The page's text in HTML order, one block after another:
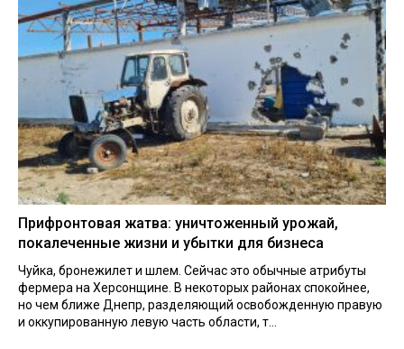
Прифронтовая жатва: уничтоженный урожай,
покалеченные жизни и убытки для бизнеса
Чуйка, бронежилет и шлем. Сейчас это обычные атрибуты
фермера на Херсонщине. В некоторых районах спокойнее,
но чем ближе Днепр, разделяющий освобожденную правую
и оккупированную левую часть области, т...